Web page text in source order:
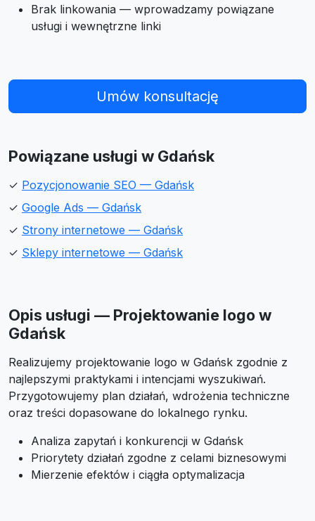
Brak linkowania — wprowadzamy powiązane
usługi i wewnętrzne linki
Umów konsultację
Powiązane usługi w Gdańsk
✓ Pozycjonowanie SEO — Gdańsk
✓ Google Ads — Gdańsk
✓ Strony internetowe — Gdańsk
✓ Sklepy internetowe — Gdańsk
Opis usługi — Projektowanie logo w
Gdańsk
Realizujemy projektowanie logo w Gdańsk zgodnie z
najlepszymi praktykami i intencjami wyszukiwań.
Przygotowujemy plan działań, wdrożenia techniczne
oraz treści dopasowane do lokalnego rynku.
Analiza zapytań i konkurencji w Gdańsk
Priorytety działań zgodne z celami biznesowymi
Mierzenie efektów i ciągła optymalizacja